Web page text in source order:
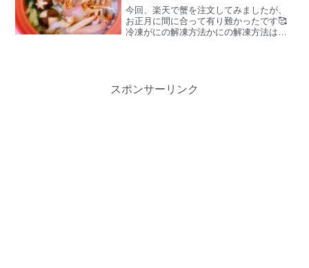
今回、楽天で蟹を注文してみましたが、
お正月に間に合って有り難かったです🥰
冷凍がにの解凍方法かにの解凍方法は、
スポンサーリンク